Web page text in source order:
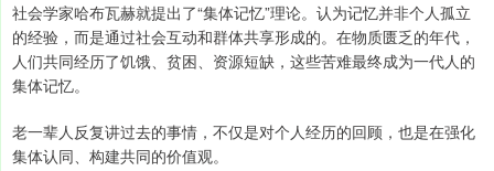
社会学家哈布瓦赫就提出了“集体记忆”理论。认为记忆并非个人孤立
的经验，而是通过社会互动和群体共享形成的。在物质匮乏的年代，
人们共同经历了饥饿、贫困、资源短缺，这些苦难最终成为一代人的
集体记忆。
老一辈人反复讲过去的事情，不仅是对个人经历的回顾，也是在强化
集体认同、构建共同的价值观。